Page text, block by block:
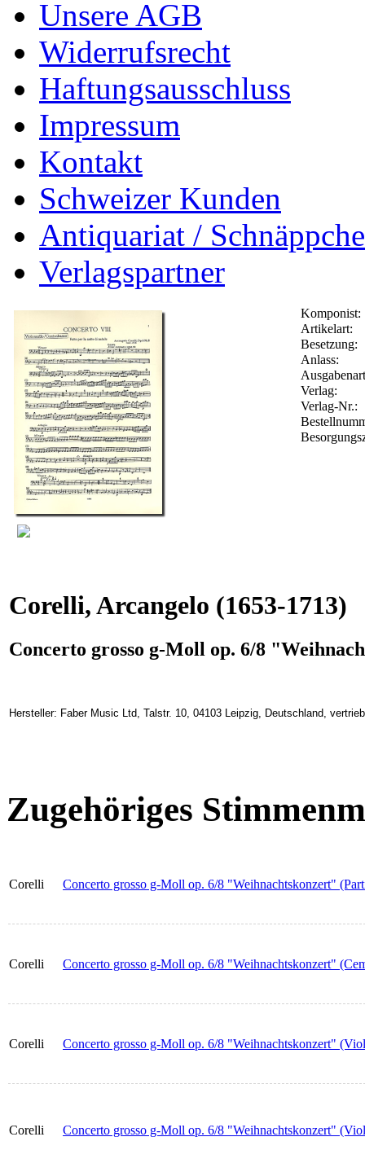
Unsere AGB
Widerrufsrecht
Haftungsausschluss
Impressum
Kontakt
Schweizer Kunden
Antiquariat /
Verlagspartner
Komponist:
Artikelart:
Besetzung:
Anlass:
Verlag:
Verlag-Nr.:
Corelli, Arcangelo (1653-1713)
Concerto grosso g-Moll op. 6/8
Hersteller: Faber Music Ltd, Talstr. 10, 04103 Leipzig, Deutschland,
Zugehöriges
Corelli Concerto grosso g-Moll op. 6/8 "Weihnachtskonzert"
Corelli Concerto grosso g-Moll op. 6/8 "Weihnachtskonzert"
Corelli Concerto grosso g-Moll op. 6/8 "Weihnachtskonzert"
Corelli Concerto grosso g-Moll op. 6/8 "Weihnachtskonzert"